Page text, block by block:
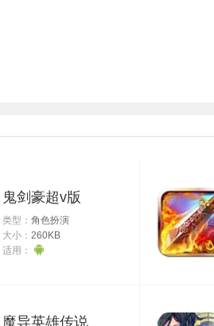
鬼剑豪超v版
类型： 角色扮演
大小： 260KB
适用：
魔导英雄传说